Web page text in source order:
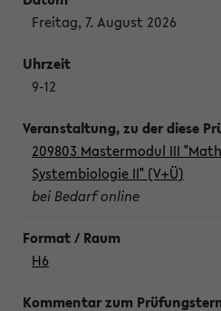
Freitag, 7. August 2026
9-12
209803 Mastermodul III
Systembiologie II" (V+Ü)
bei Bedarf online
H6